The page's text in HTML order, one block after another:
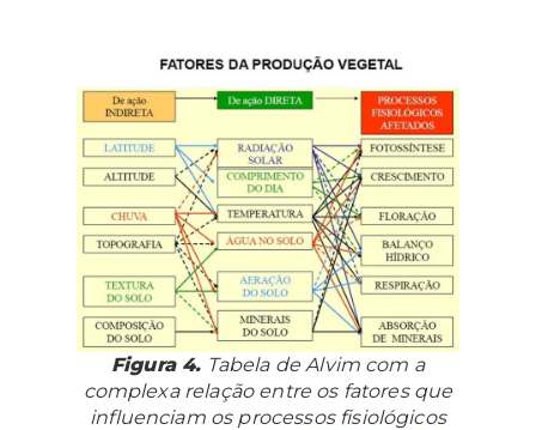
Figura 4. Tabela de Alvim com a
complexa relação entre os fatores que
influenciam os processos fisiológicos